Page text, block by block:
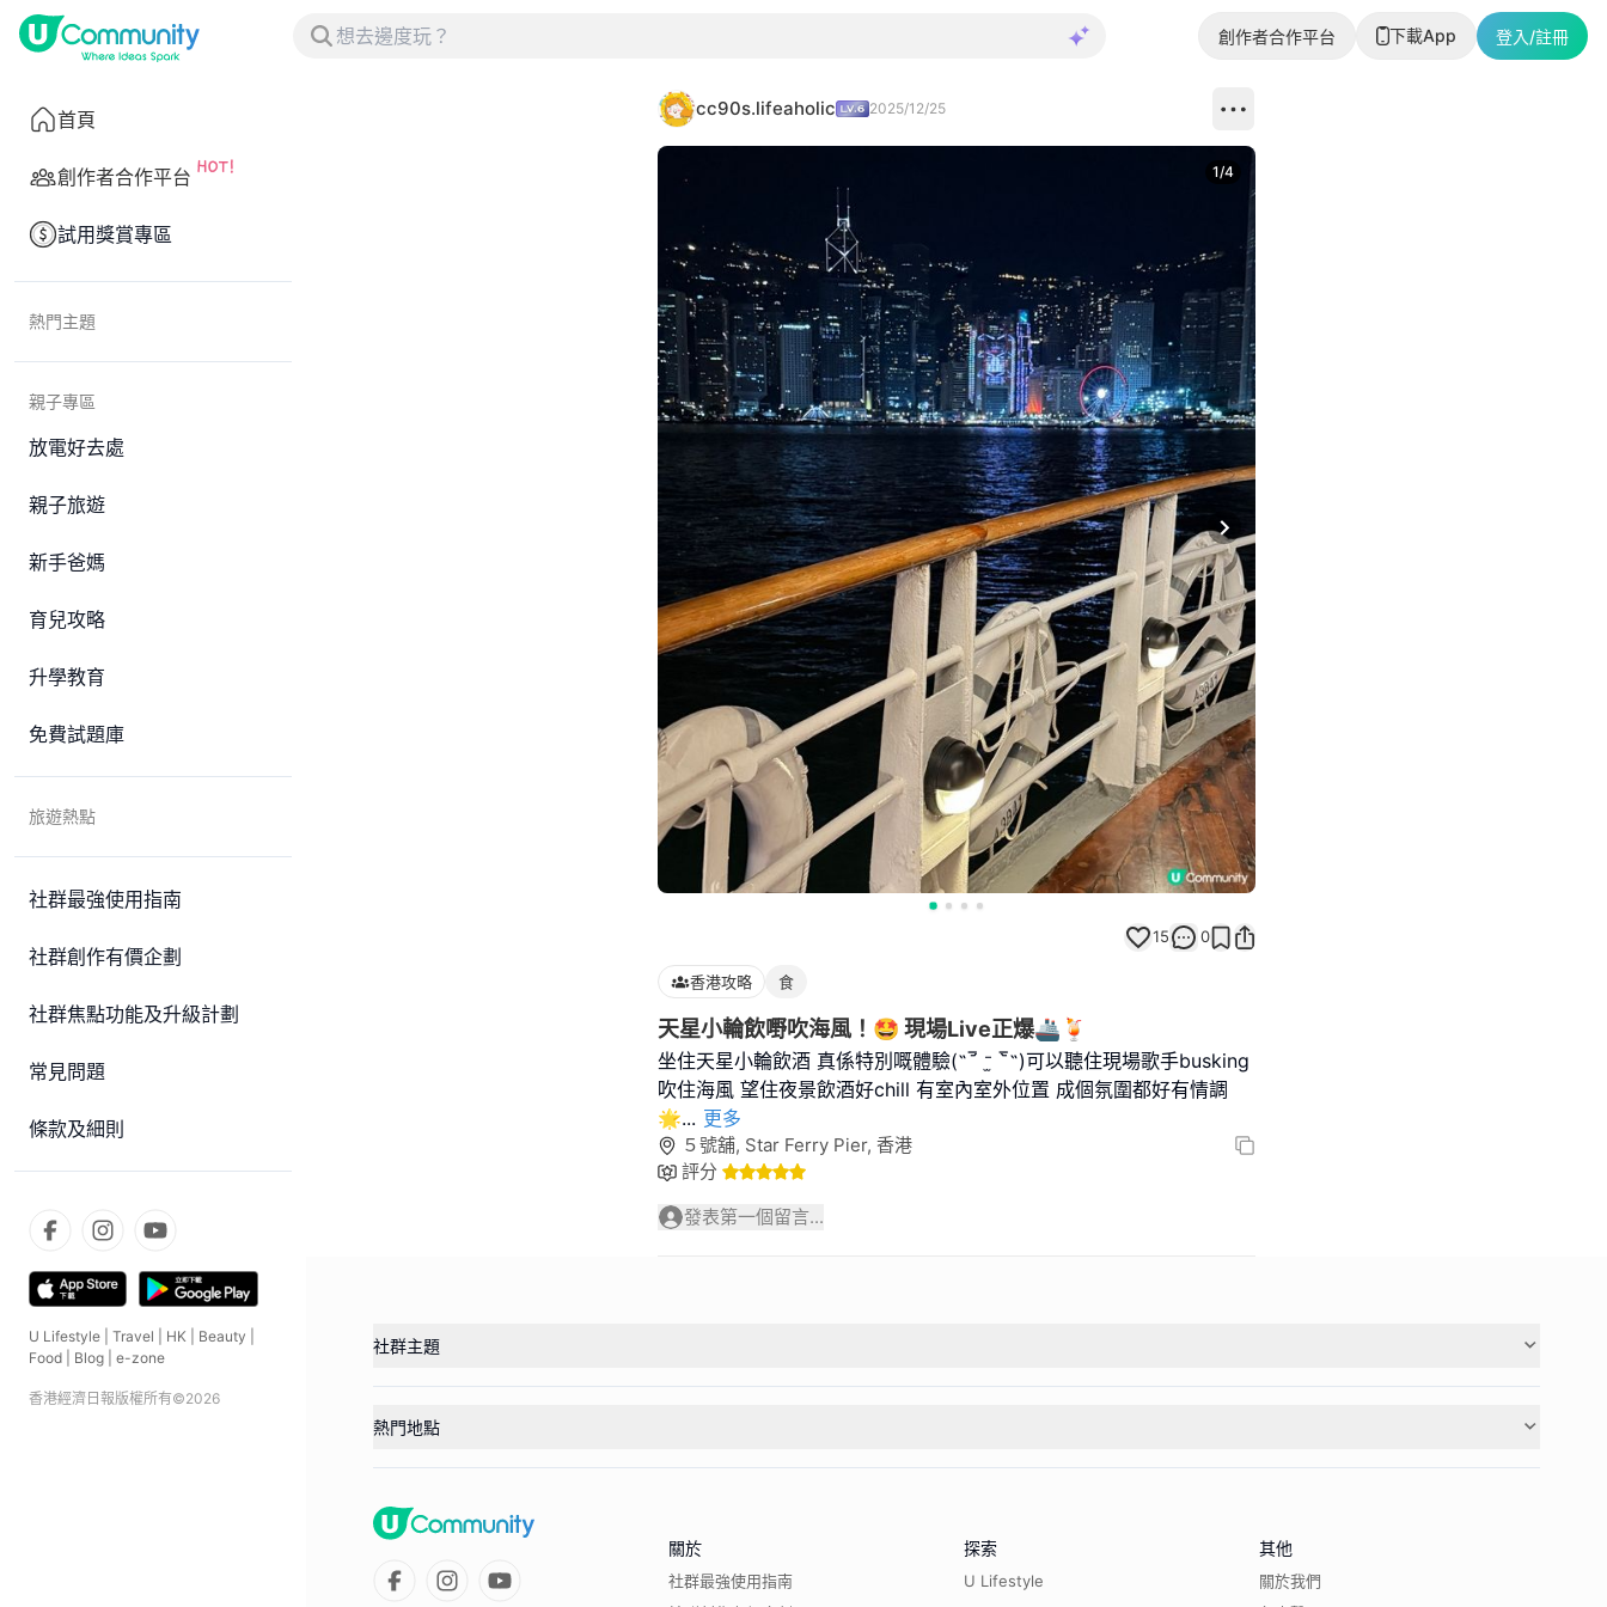
創作者合作平台 下載App 登入/註冊
首頁
創作者合作平台
試用獎賞專區
熱門主題
親子專區
放電好去處
親子旅遊
新手爸媽
育兒攻略
升學教育
免費試題庫
旅遊熱點
社群最強使用指南
社群創作有價企劃
社群焦點功能及升級計劃
常見問題
條款及細則
U Lifestyle Travel HK Beauty
Food
Blog e-zone
香港經濟日報版權所有©2026
cc90s.lifeaholic 2025/12/25
Next slide
1/4
15 0
香港攻略 食
天星小輪飲嘢吹海風！🤩 現場Live正爆🚢🍹
坐住天星小輪飲酒 真係特別嘅體驗(˶‾᷄ ⁻̫ ‾᷅˵)可以聽住現場歌手busking
吹住海風 望住夜景飲酒好chill 有室內室外位置 成個氛圍都好有情調
🌟... 更多
５號舖, Star Ferry Pier, 香港
評分
發表第一個留言...
社群主題
熱門地點
關於
社群最強使用指南
探索
U Lifestyle
其他
關於我們